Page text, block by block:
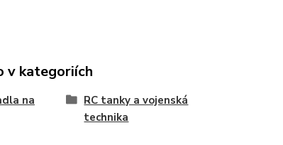
v kategoriích
na
RC tanky a vojenská
technika